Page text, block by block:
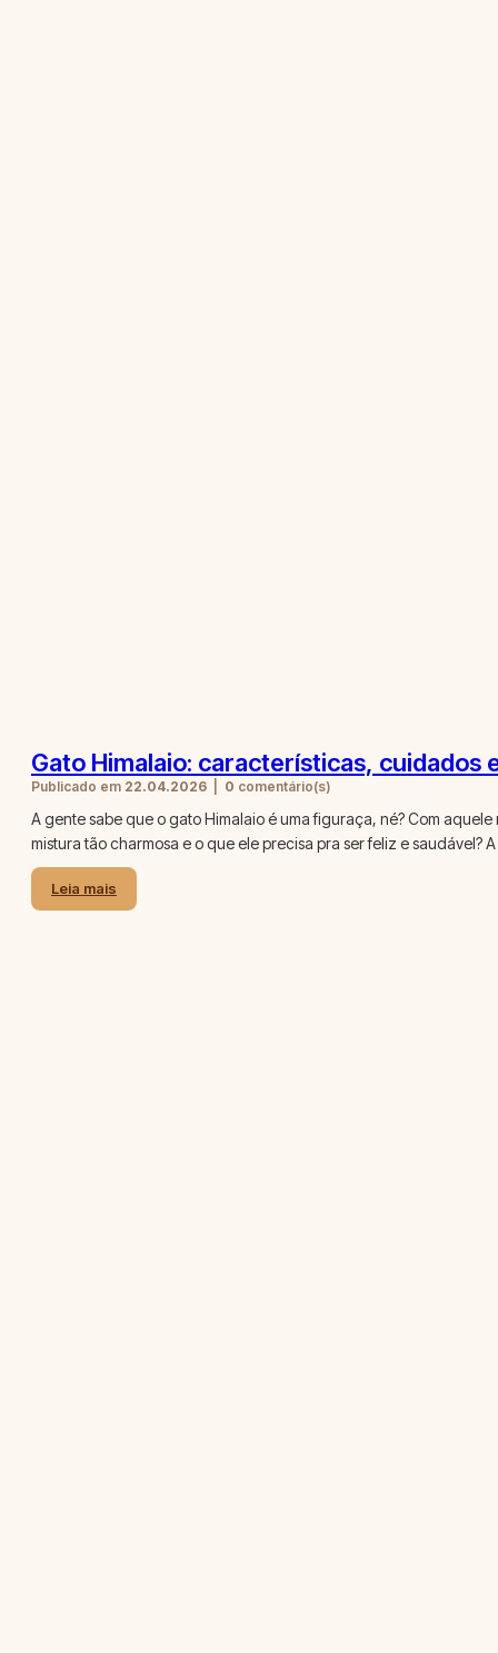
Gato Himalaio: características, cuidados
Publicado em 22.04.2026 0 comentário(s)
A gente sabe que o gato Himalaio é uma figuraça, né? Com
mistura tão charmosa e o que ele precisa pra ser feliz e saudável?
Leia mais